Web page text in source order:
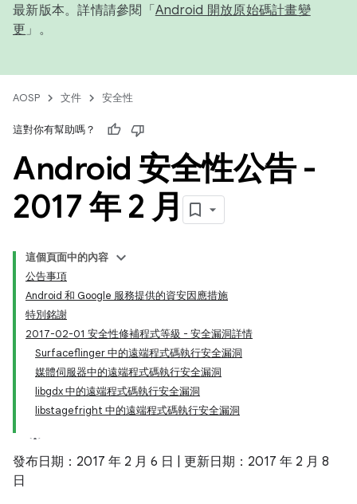
最新版本。詳情請參閱「 Android 開放原始碼計畫變
更 」。
AOSP 文件 安全性
這對你有幫助嗎？
Android 安全性公告 -
2017 年 2 月
這個頁面中的內容
公告事項
Android 和 Google 服務提供的資安因應措施
特別銘謝
2017-02-01 安全性修補程式等級 - 安全漏洞詳情
Surfaceflinger 中的遠端程式碼執行安全漏洞
媒體伺服器中的遠端程式碼執行安全漏洞
libgdx 中的遠端程式碼執行安全漏洞
libstagefright 中的遠端程式碼執行安全漏洞
發布日期：2017 年 2 月 6 日 | 更新日期：2017 年 2 月 8
日